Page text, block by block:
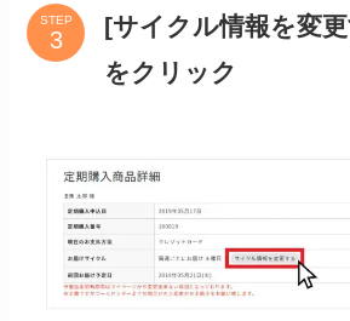
STEP
[サイクル情報を変
をクリック